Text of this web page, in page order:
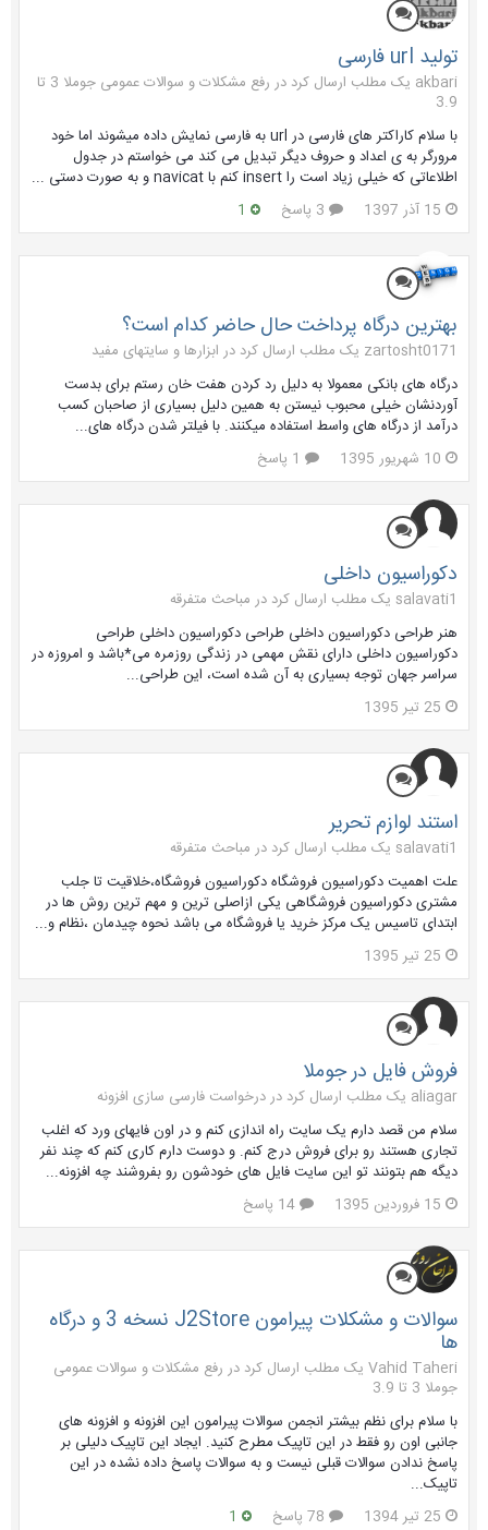
تولید url فارسی
akbari یک مطلب ارسال کرد در
رفع مشکلات و سوالات عمومی جوملا 3 تا
3.9
با سلام کاراکتر های فارسی در url به فارسی نمایش داده میشوند اما خود
مرورگر به ی اعداد و حروف دیگر تبدیل می کند می خواستم در جدول
اطلاعاتی که خیلی زیاد است را insert کنم با navicat و به صورت دستی ...
15 آذر 1397
بهترین درگاه پرداخت حال حاضر کدام است؟
zartosht0171 یک مطلب ارسال کرد در
ابزارها و سایتهای مفید
درگاه های بانکی معمولا به دلیل رد کردن هفت خان رستم برای بدست
آوردنشان خیلی محبوب نیستن به همین دلیل بسیاری از صاحبان کسب
درآمد از درگاه های واسط استفاده میکنند. با فیلتر شدن درگاه های...
10 شهریور 1395
دکوراسیون داخلی
salavati1 یک مطلب ارسال کرد در
مباحث متفرقه
هنر طراحی دکوراسیون داخلی طراحی دکوراسیون داخلی طراحی
دکوراسیون داخلی دارای نقش مهمی در زندگی روزمره می*باشد و امروزه در
سراسر جهان توجه بسیاری به آن شده است، این طراحی...
25 تیر 1395
استند لوازم تحریر
salavati1 یک مطلب ارسال کرد در
مباحث متفرقه
علت اهمیت دکوراسیون فروشگاه دکوراسیون فروشگاه،خلاقیت تا جلب
مشتری دکوراسیون فروشگاهی یکی ازاصلی ترین و مهم ترین روش ها در
ابتدای تاسیس یک مرکز خرید یا فروشگاه می باشد نحوه چیدمان ،نظام و...
25 تیر 1395
فروش فایل در جوملا
aliagar یک مطلب ارسال کرد در
درخواست فارسی سازی افزونه
سلام من قصد دارم یک سایت راه اندازی کنم و در اون فایهای ورد که اغلب
تجاری هستند رو برای فروش درج کنم. و دوست دارم کاری کنم که چند نفر
دیگه هم بتونند تو این سایت فایل های خودشون رو بفروشند چه افزونه...
15 فروردین 1395
سوالات و مشکلات پیرامون J2Store نسخه 3 و درگاه
ها
Vahid Taheri یک مطلب ارسال کرد در
رفع مشکلات و سوالات عمومی
جوملا 3 تا 3.9
با سلام برای نظم بیشتر انجمن سوالات پیرامون این افزونه و افزونه های
جانبی اون رو فقط در این تاپیک مطرح کنید. ایجاد این تاپیک دلیلی بر
پاسخ ندادن سوالات قبلی نیست و به سوالات پاسخ داده نشده در این
تاپیک...
25 تیر 1394